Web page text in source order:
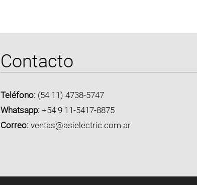
Contacto
Teléfono: (54 11) 4738-5747
Whatsapp: +54 9 11-5417-8875
Correo: ventas@asielectric.com.ar